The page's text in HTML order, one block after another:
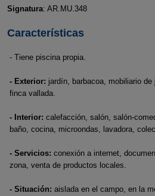
Signatura: AR.MU.348
Características
- Tiene piscina propia.
- Exterior: jardín, barbacoa, mobiliario
finca vallada.
- Interior: calefacción, salón, salón-
baño, cocina, microondas, lavadora,
- Servicios: conexión a internet,
zona, venta de productos locales.
- Situación: aislada en el campo, en la